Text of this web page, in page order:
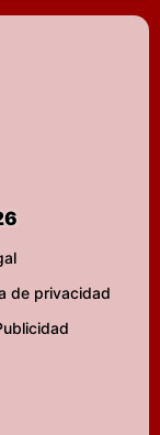
de privacidad